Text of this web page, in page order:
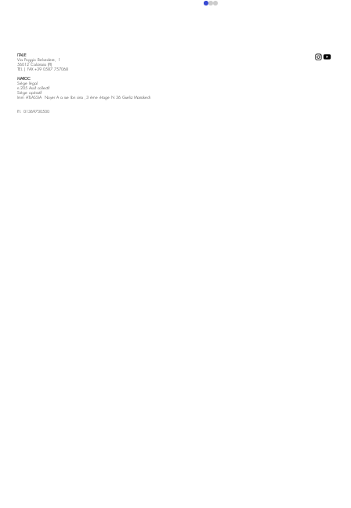
ITALIE
Via Poggio Belvedere, 1
56012 Calcinaia (PI)
TEL | FAX +39 0587 757068
MAROC
Siège légal
n.205 Assif collectif
Siège opératif
Imm ATLASSIA Noyer A a rue Ibn sina ,3 ème étage N 36 Gueliz Marrakech
P.I. 01369730500